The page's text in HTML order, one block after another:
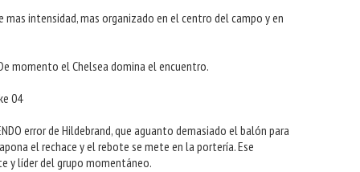
intensidad, mas organizado en el centro del campo y en
momento el Chelsea domina el encuentro.
04
error de Hildebrand, que aguanto demasiado el balón para
el rechace y el rebote se mete en la portería. Ese
y líder del grupo momentáneo.